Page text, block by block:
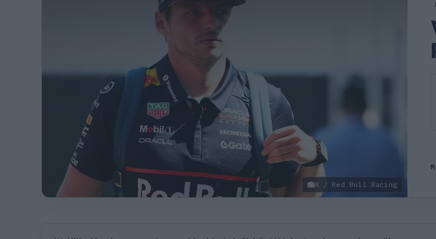
X / Red Bull Racing